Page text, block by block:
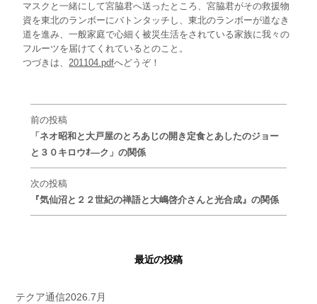
マスクと一緒にして宮脇君へ送ったところ、宮脇君がその救援物
資を東北のランボーにバトンタッチし、東北のランボーが道なき
道を進み、一般家庭で心細く被災生活をされている家族に我々の
フルーツを届けてくれているとのこと。
つづきは、201104.pdfへどうぞ！
前の投稿
「ネオ昭和と大戸屋のとろあじの開き定食とあしたのジョー
と３０キロウｵ―ク」の関係
次の投稿
『気仙沼と２２世紀の禅語と大嶋啓介さんと光合成』の関係
最近の投稿
テクア通信2026.7月